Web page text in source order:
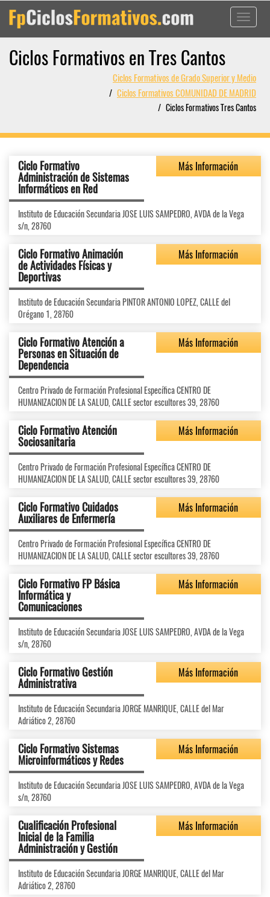
Toggle
Ciclos Formativos en Tres Cantos
Ciclos Formativos de Grado Superior y Medio
Ciclos Formativos COMUNIDAD DE MADRID
Ciclos Formativos Tres Cantos
Ciclo Formativo
Administración de Sistemas
Informáticos en Red
Más Información
Instituto de Educación Secundaria JOSE LUIS SAMPEDRO, AVDA de la Vega
s/n, 28760
Ciclo Formativo Animación
de Actividades Físicas y
Deportivas
Más Información
Instituto de Educación Secundaria PINTOR ANTONIO LOPEZ, CALLE del
Orégano 1, 28760
Ciclo Formativo Atención a
Personas en Situación de
Dependencia
Más Información
Centro Privado de Formación Profesional Específica CENTRO DE
HUMANIZACION DE LA SALUD, CALLE sector escultores 39, 28760
Ciclo Formativo Atención
Sociosanitaria
Más Información
Centro Privado de Formación Profesional Específica CENTRO DE
HUMANIZACION DE LA SALUD, CALLE sector escultores 39, 28760
Ciclo Formativo Cuidados
Auxiliares de Enfermería
Más Información
Centro Privado de Formación Profesional Específica CENTRO DE
HUMANIZACION DE LA SALUD, CALLE sector escultores 39, 28760
Ciclo Formativo FP Básica
Informática y
Comunicaciones
Más Información
Instituto de Educación Secundaria JOSE LUIS SAMPEDRO, AVDA de la Vega
s/n, 28760
Ciclo Formativo Gestión
Administrativa
Más Información
Instituto de Educación Secundaria JORGE MANRIQUE, CALLE del Mar
Adriático 2, 28760
Ciclo Formativo Sistemas
Microinformáticos y Redes
Más Información
Instituto de Educación Secundaria JOSE LUIS SAMPEDRO, AVDA de la Vega
s/n, 28760
Cualificación Profesional
Inicial de la Familia
Administración y Gestión
Más Información
Instituto de Educación Secundaria JORGE MANRIQUE, CALLE del Mar
Adriático 2, 28760